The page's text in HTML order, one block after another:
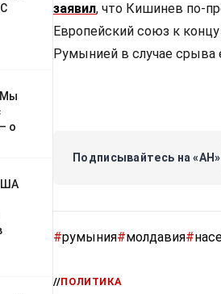
о
заявил, что Кишинев по-
Европейский союз к
Румынией в случае срыва
Подписывайтесь на
#румыния#молдавия#
//ПОЛИТИКА